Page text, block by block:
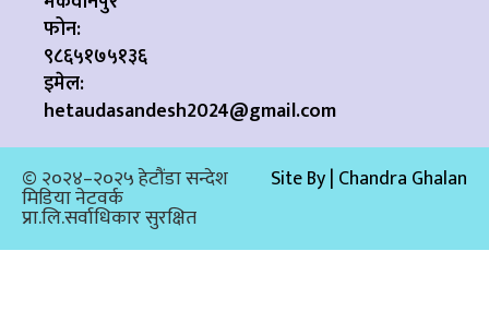
फोन:
९८६५१७५१३६
इमेल:
hetaudasandesh2024@gmail.com
© २०२४–२०२५ हेटौंडा सन्देश
मिडिया नेटवर्क
प्रा.लि.सर्वाधिकार सुरक्षित​
Site By | Chandra Ghalan